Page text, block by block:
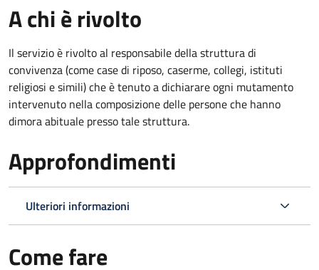
A chi è rivolto
Il servizio è rivolto al responsabile della struttura di
convivenza (come case di riposo, caserme, collegi, istituti
religiosi e simili) che è tenuto a dichiarare ogni mutamento
intervenuto nella composizione delle persone che hanno
dimora abituale presso tale struttura.
Approfondimenti
Ulteriori informazioni
Come fare